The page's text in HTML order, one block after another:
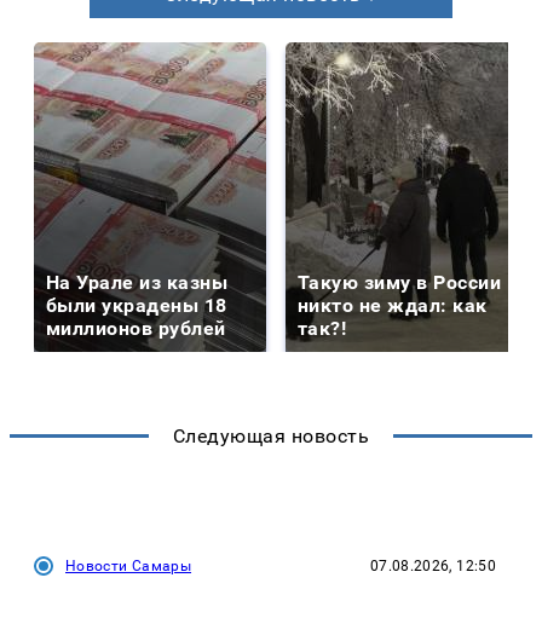
На Урале из казны
были украдены 18
миллионов рублей
Такую зиму в России
никто не ждал: как
так?!
Следующая новость
Новости Самары 07.08.2026, 12:50